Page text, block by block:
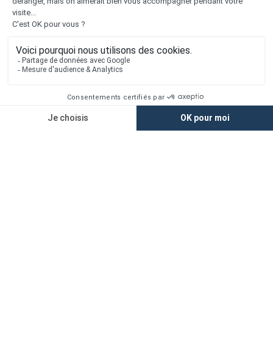
1er constructeur régional de maisons individuelles dans la moitié
nord de la France